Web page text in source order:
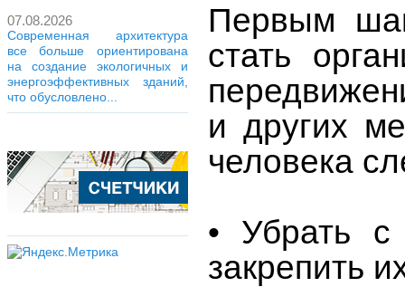
07.08.2026
Современная архитектура
все больше ориентирована
на создание экологичных и
энергоэффективных зданий,
что обусловлено...
Первым
стать
и других
человека
• Убрать с
закрепить